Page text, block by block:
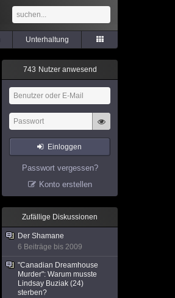
Unterhaltung
743 Nutzer anwesend
Einloggen
Passwort vergessen?
Konto erstellen
Zufällige Diskussionen
Der Shamane
6 Beiträge bis 2009
"Canadian Dreamhouse
Murder": Warum musste
Lindsay Buziak (24)
sterben?